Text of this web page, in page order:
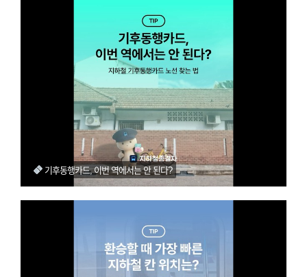
기후동행카드, 이번 역에서는 안 된다?